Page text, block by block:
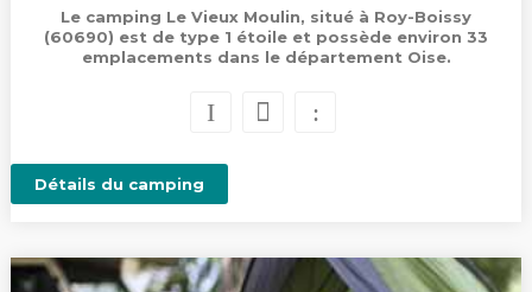
Le camping Le Vieux Moulin, situé à Roy-Boissy
(60690) est de type 1 étoile et possède environ 33
emplacements dans le département Oise.
Détails du camping